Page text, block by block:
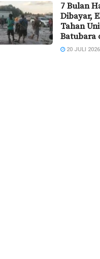
7 Bulan
Dibayar,
Tahan
Batubara
20 JULI 2026